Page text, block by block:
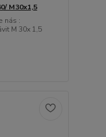
M30x1,5
nás :
M 30x 1,5